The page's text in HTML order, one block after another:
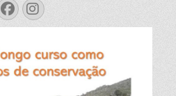
Facebook
Instagram